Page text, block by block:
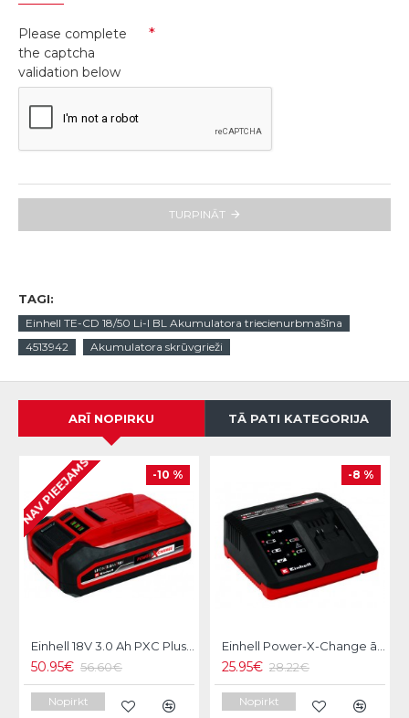
Please complete
the captcha
validation below
TURPINĀT
TAGI:
Einhell TE-CD 18/50 Li-I BL Akumulatora triecienurbmašīna
4513942
Akumulatora skrūvgrieži
ARĪ NOPIRKU TĀ PATI KATEGORIJA
-10 %
NAV PIEEJAMS
Einhell 18V 3.0 Ah PXC Plus Akumulators
50.95€ 56.60€
Nopirkt
-8 %
Einhell Power-X-Change ātrās uzlādes akumulatoru lādētājs 18V 4A
25.95€ 28.22€
Nopirkt